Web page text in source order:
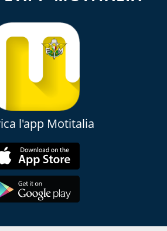
l'app Motitalia